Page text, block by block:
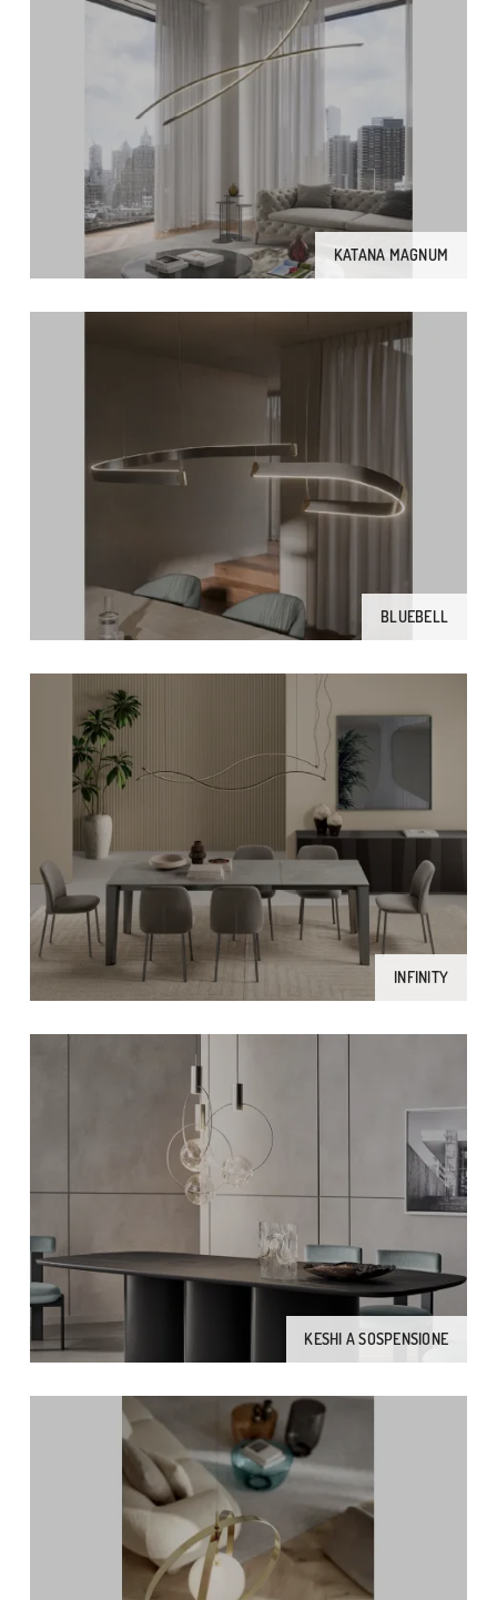
KATANA MAGNUM
BLUEBELL
INFINITY
KESHI A SOSPENSIONE